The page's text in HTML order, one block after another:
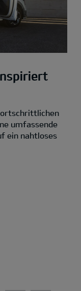
umfassende
ein nahtloses